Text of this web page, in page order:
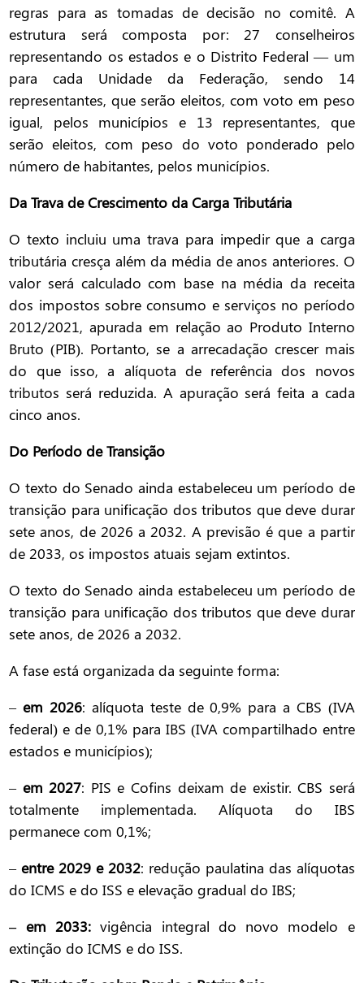
regras para as tomadas de decisão no comitê. A
estrutura será composta por: 27 conselheiros
representando os estados e o Distrito Federal — um
para cada Unidade da Federação, sendo 14
representantes, que serão eleitos, com voto em peso
igual, pelos municípios e 13 representantes, que
serão eleitos, com peso do voto ponderado pelo
número de habitantes, pelos municípios.
Da Trava de Crescimento da Carga Tributária
O texto incluiu uma trava para impedir que a carga
tributária cresça além da média de anos anteriores. O
valor será calculado com base na média da receita
dos impostos sobre consumo e serviços no período
2012/2021, apurada em relação ao Produto Interno
Bruto (PIB). Portanto, se a arrecadação crescer mais
do que isso, a alíquota de referência dos novos
tributos será reduzida. A apuração será feita a cada
cinco anos.
Do Período de Transição
O texto do Senado ainda estabeleceu um período de
transição para unificação dos tributos que deve durar
sete anos, de 2026 a 2032. A previsão é que a partir
de 2033, os impostos atuais sejam extintos.
O texto do Senado ainda estabeleceu um período de
transição para unificação dos tributos que deve durar
sete anos, de 2026 a 2032.
A fase está organizada da seguinte forma:
–em 2026: alíquota teste de 0,9% para a CBS (IVA
federal) e de 0,1% para IBS (IVA compartilhado entre
estados e municípios);
– em 2027: PIS e Cofins deixam de existir. CBS será
totalmente implementada. Alíquota do IBS
permanece com 0,1%;
–entre 2029 e 2032: redução paulatina das alíquotas
do ICMS e do ISS e elevação gradual do IBS;
– em 2033:vigência integral do novo modelo e
extinção do ICMS e do ISS.